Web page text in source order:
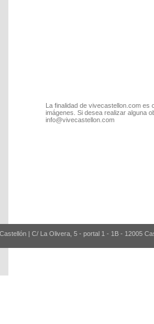
La finalidad de vivecastellon.com
imágenes. Si desea realizar alguna
info@vivecastellon.com
| C/ La Olivera, 5 - portal 1 - 1B - 12005